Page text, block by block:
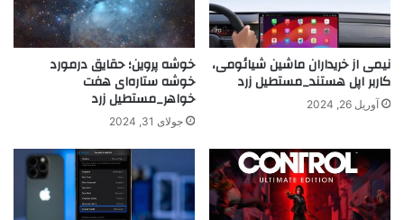
نیمی از خریداران ماشین شیائومی،
کاربر اپل هستند_مستطیل زرد
آوریل 26, 2024
خوشه پروین؛ حقایق درمورد
خوشه ستاره‌ای هفت
خواهر_مستطیل زرد
جولای 31, 2024